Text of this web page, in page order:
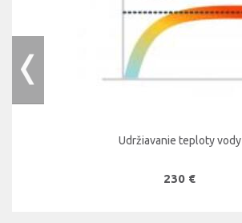
Udržiavanie teploty vody
230 €